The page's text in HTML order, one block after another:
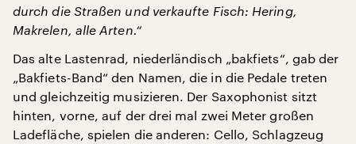
durch die Straßen und verkaufte Fisch: Hering,
Makrelen, alle Arten.“
Das alte Lastenrad, niederländisch „bakfiets“, gab der
„Bakfiets-Band“ den Namen, die in die Pedale treten
und gleichzeitig musizieren. Der Saxophonist sitzt
hinten, vorne, auf der drei mal zwei Meter großen
Ladefläche, spielen die anderen: Cello, Schlagzeug